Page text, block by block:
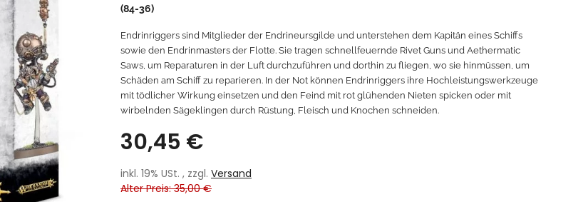
(84-36)
Endrinriggers sind Mitglieder der Endrineursgilde und unterstehen dem Kapitän eines Schiffs
sowie den Endrinmasters der Flotte. Sie tragen schnellfeuernde Rivet Guns und Aethermatic
Saws, um Reparaturen in der Luft durchzuführen und dorthin zu fliegen, wo sie hinmüssen, um
Schäden am Schiff zu reparieren. In der Not können Endrinriggers ihre Hochleistungswerkzeuge
mit tödlicher Wirkung einsetzen und den Feind mit rot glühenden Nieten spicken oder mit
wirbelnden Sägeklingen durch Rüstung, Fleisch und Knochen schneiden.
30,45 €
inkl. 19% USt. , zzgl. Versand
Alter Preis: 35,00 €